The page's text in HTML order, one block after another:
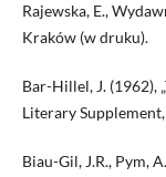
Rajewska, E.,
Kraków (w druku).
Bar-Hillel, J. (1962),
Literary
Biau-Gil, J.R., Pym,